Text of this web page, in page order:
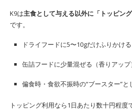
K9は主食として与える以外に「トッピン
です。
ドライフードに5〜10gだけふりかける
缶詰フードに少量混ぜる（香りアップ
偏食時・食欲不振時の“ブースター”と
トッピング利用なら1日あたり数十円程